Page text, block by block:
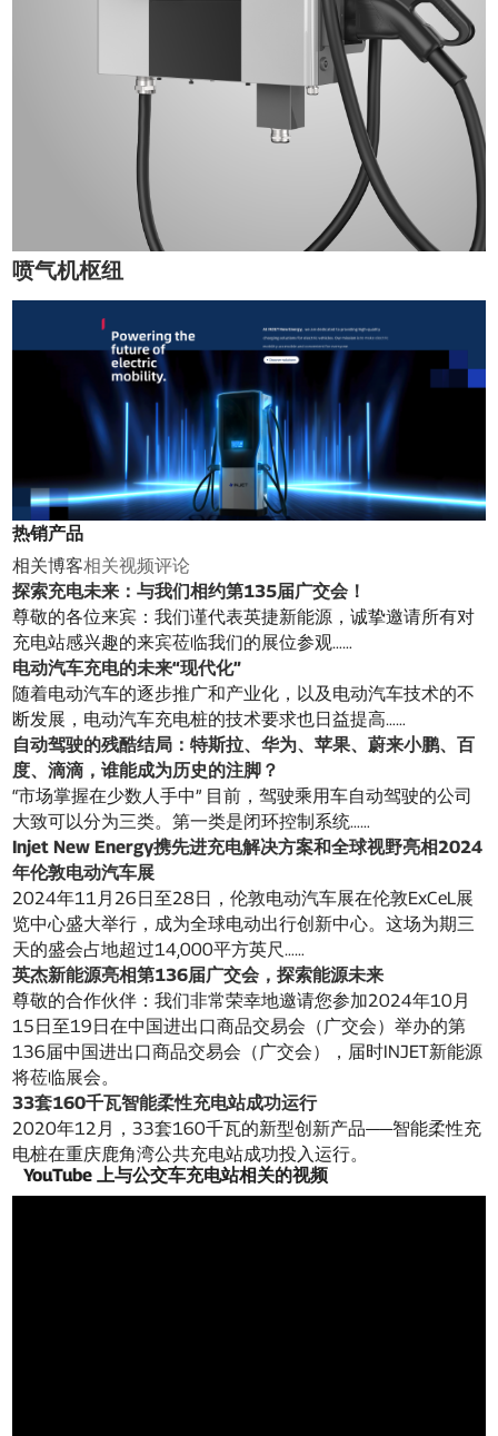
喷气机枢纽
热销产品
相关博客相关视频评论
探索充电未来：与我们相约第135届广交会！
尊敬的各位来宾：我们谨代表英捷新能源，诚挚邀请所有对
充电站感兴趣的来宾莅临我们的展位参观……
电动汽车充电的未来“现代化”
随着电动汽车的逐步推广和产业化，以及电动汽车技术的不
断发展，电动汽车充电桩的技术要求也日益提高……
自动驾驶的残酷结局：特斯拉、华为、苹果、蔚来小鹏、百
度、滴滴，谁能成为历史的注脚？
“市场掌握在少数人手中” 目前，驾驶乘用车自动驾驶的公司
大致可以分为三类。第一类是闭环控制系统……
Injet New Energy携先进充电解决方案和全球视野亮相2024
年伦敦电动汽车展
2024年11月26日至28日，伦敦电动汽车展在伦敦ExCeL展
览中心盛大举行，成为全球电动出行创新中心。这场为期三
天的盛会占地超过14,000平方英尺……
英杰新能源亮相第136届广交会，探索能源未来
尊敬的合作伙伴：我们非常荣幸地邀请您参加2024年10月
15日至19日在中国进出口商品交易会（广交会）举办的第
136届中国进出口商品交易会（广交会），届时INJET新能源
将莅临展会。
33套160千瓦智能柔性充电站成功运行
2020年12月，33套160千瓦的新型创新产品——智能柔性充
电桩在重庆鹿角湾公共充电站成功投入运行。
YouTube 上与公交车充电站相关的视频